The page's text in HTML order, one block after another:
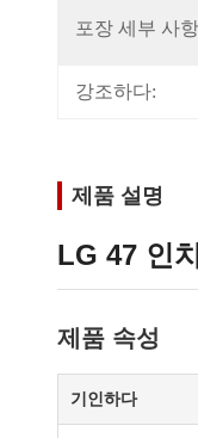
포장 세부 사
강조하다:
제품 설명
LG 47 인
제품 속성
기인하다